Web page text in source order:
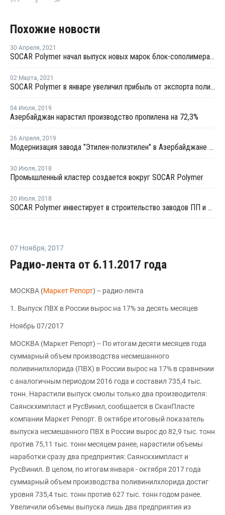
Похожие новости
30 Апреля, 2021
SOCAR Polymer начал выпуск новых марок блок-сополимера ПП
02 Марта, 2021
SOCAR Polymer в январе увеличил прибыль от экспорта полипропилена на 53%
04 Июля, 2019
Азербайджан нарастил производство пропилена на 72,3%
26 Апреля, 2019
Модернизация завода "Этилен-полиэтилен" в Азербайджане завершится во втором квартале 2020 года
30 Июля, 2018
Промышленный кластер создается вокруг SOCAR Polymer
20 Июля, 2018
SOCAR Polymer инвестирует в строительство заводов ПП и ПЭ около USD820 млн
07 Ноября, 2017
Радио-лента от 6.11.2017 года
МОСКВА (Маркет Репорт) -- радио-лента
1. Выпуск ПВХ в России вырос на 17% за десять месяцев
Ноябрь 07/2017
МОСКВА (Маркет Репорт) -- По итогам десяти месяцев года
суммарный объем производства несмешанного
поливинилхлорида (ПВХ) в России вырос на 17% в сравнении
с аналогичным периодом 2016 года и составил 735,4 тыс.
тонн. Нарастили выпуск смолы только два производителя:
Саянскхимпласт и РусВинил, сообщается в СканПласте
компании Маркет Репорт. В октябре итоговый показатель
выпуска несмешанного ПВХ в России вырос до 82,9 тыс. тонн
против 75,11 тыс. тонн месяцем ранее, нарастили объемы
наработки сразу два предприятия: Саянскхимпласт и
РусВинил. В целом, по итогам января - октября 2017 года
суммарный объем производства поливинилхлорида достиг
уровня 735,4 тыс. тонн против 627 тыс. тонн годом ранее.
Увеличили объемы выпуска лишь два предприятия из